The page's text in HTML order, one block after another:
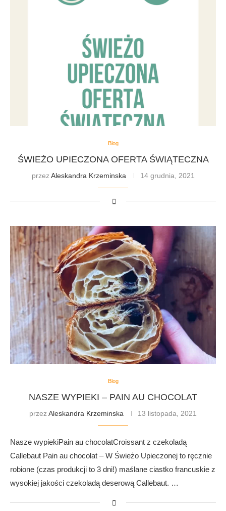
Blog
ŚWIEŻO UPIECZONA OFERTA ŚWIĄTECZNA
przez Aleskandra Krzeminska 14 grudnia, 2021
Blog
NASZE WYPIEKI – PAIN AU CHOCOLAT
przez Aleskandra Krzeminska 13 listopada, 2021
Nasze wypiekiPain au chocolatCroissant z czekoladą
Callebaut Pain au chocolat – W Świeżo Upieczonej to ręcznie
robione (czas produkcji to 3 dni!) maślane ciastko francuskie z
wysokiej jakości czekoladą deserową Callebaut. …